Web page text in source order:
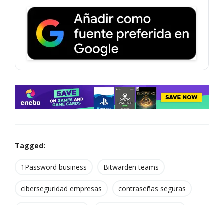
Tagged:
1Password business Bitwarden teams
ciberseguridad empresas contraseñas seguras